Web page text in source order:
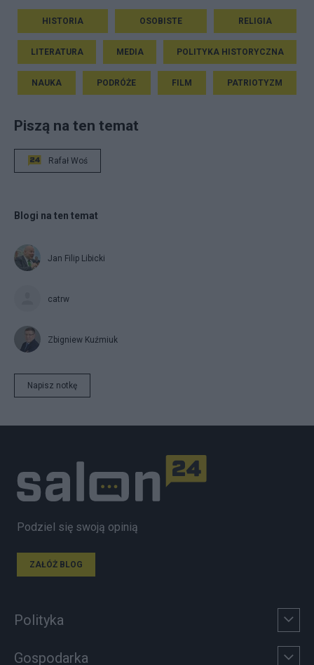
HISTORIA OSOBISTE RELIGIA
LITERATURA MEDIA POLITYKA HISTORYCZNA
NAUKA PODRÓŻE FILM PATRIOTYZM
Piszą na ten temat
Rafał Woś
Blogi na ten temat
Jan Filip Libicki
catrw
Zbigniew Kuźmiuk
Napisz notkę
Podziel się swoją opinią
ZAŁÓŻ BLOG
Polityka
Gospodarka